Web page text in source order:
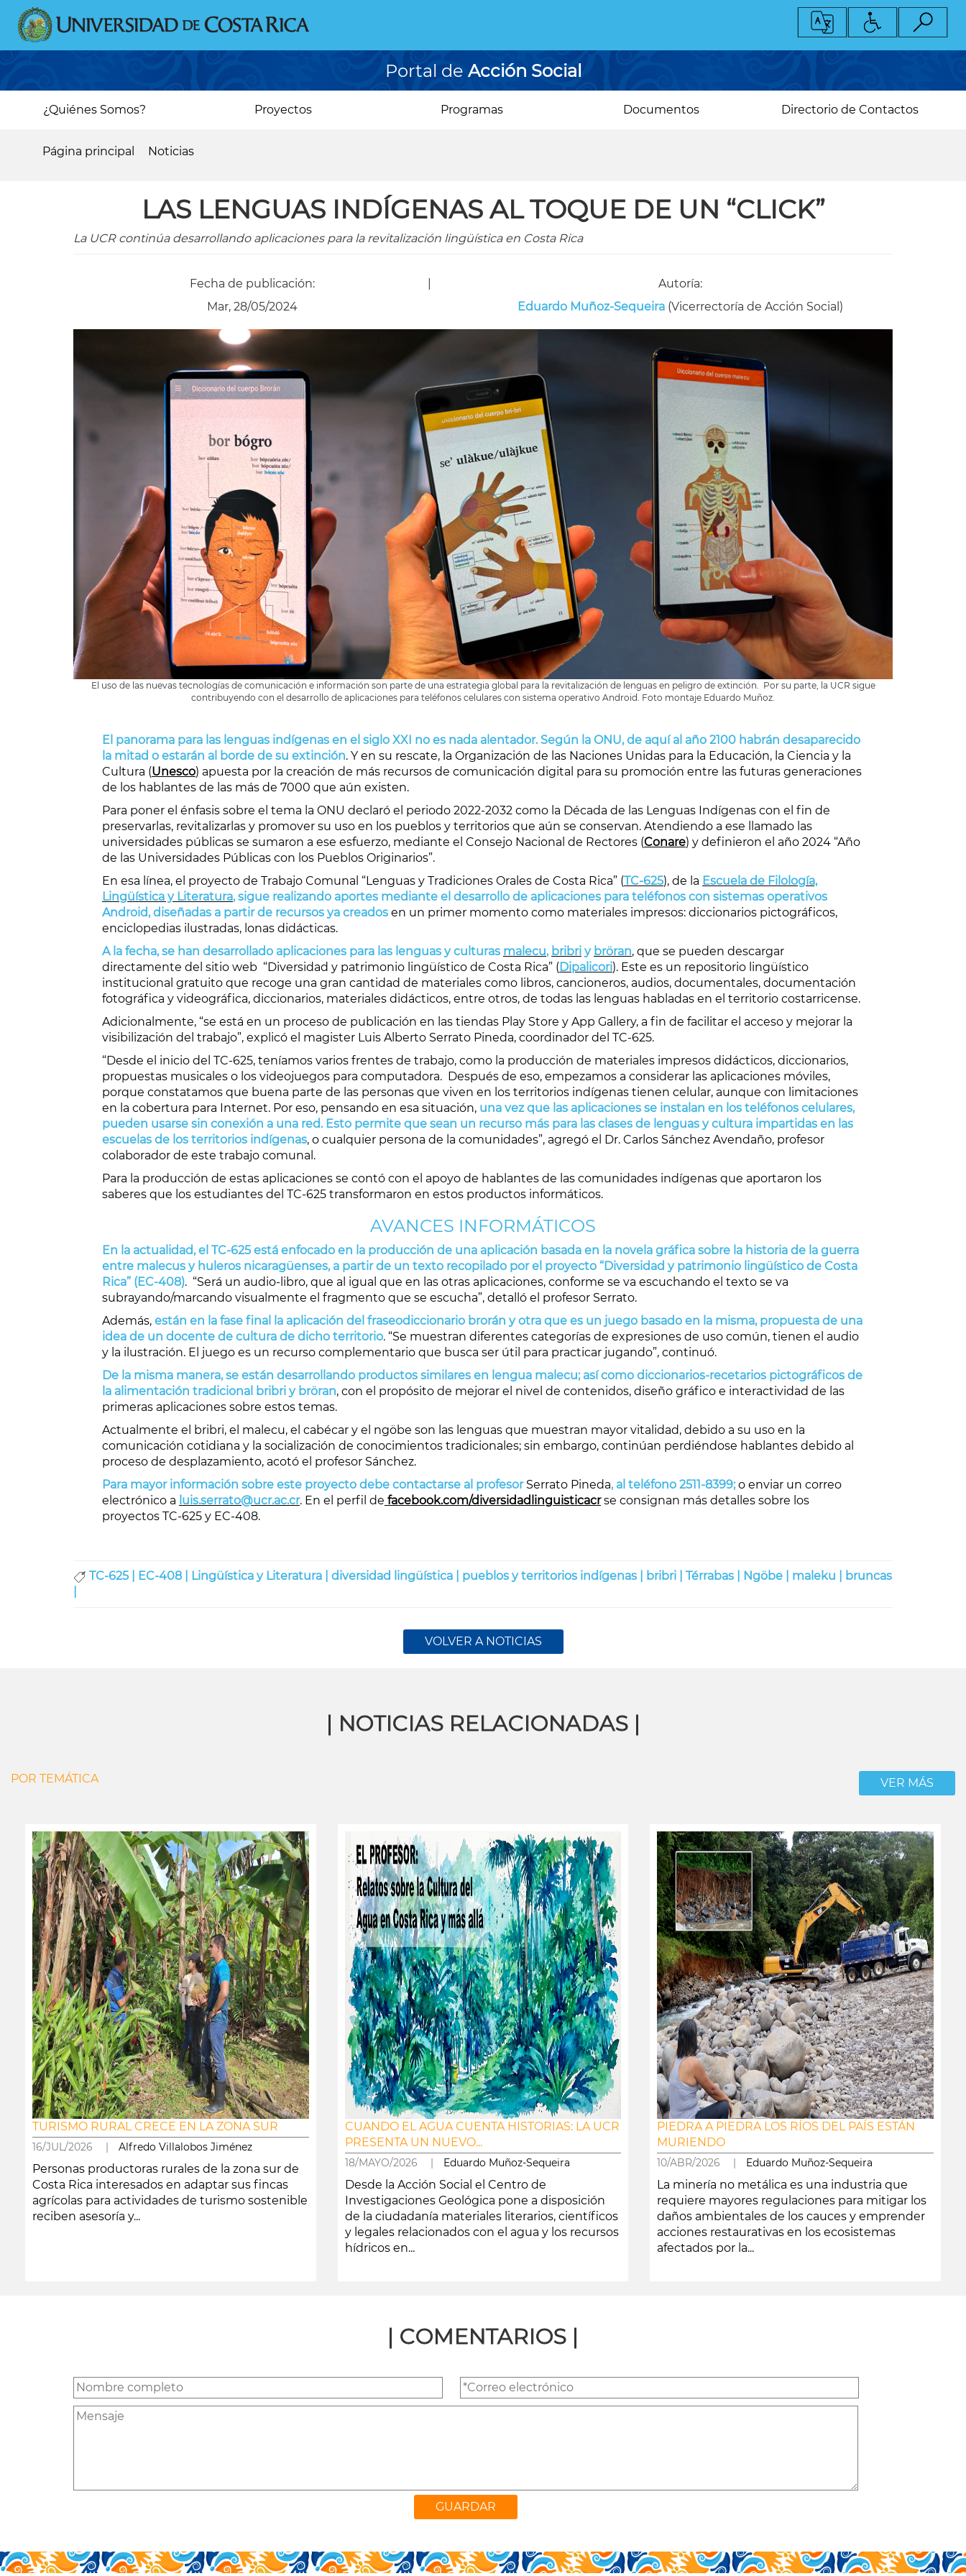
Pasar
contenido
principal
Portal de Acción Social
Main¿Quiénes Somos? Proyectos Programas Documentos Directorio de Contactos
ayuda
Página principal Noticias
​​LAS LENGUAS INDÍGENAS AL TOQUE DE UN “CLICK”
La UCR continúa desarrollando aplicaciones para la revitalización lingüística en Costa Rica
Fecha de publicación:
Mar, 28/05/2024
Autoría:
Eduardo Muñoz-Sequeira (Vicerrectoría de Acción Social)
El uso de las nuevas tecnologías de comunicación e información son parte de una estrategia global para la revitalización de lenguas en peligro de extinción. Por su parte, la UCR sigue
contribuyendo con el desarrollo de aplicaciones para teléfonos celulares con sistema operativo Android. Foto montaje Eduardo Muñoz.
El panorama para las lenguas indígenas en el siglo XXI no es nada alentador. Según la ONU, de aquí al año 2100 habrán desaparecido
la mitad o estarán al borde de su extinción. Y en su rescate, la Organización de las Naciones Unidas para la Educación, la Ciencia y la
Cultura (Unesco) apuesta por la creación de más recursos de comunicación digital para su promoción entre las futuras generaciones
de los hablantes de las más de 7000 que aún existen.
Para poner el énfasis sobre el tema la ONU declaró el periodo 2022-2032 como la Década de las Lenguas Indígenas con el fin de
preservarlas, revitalizarlas y promover su uso en los pueblos y territorios que aún se conservan. Atendiendo a ese llamado las
universidades públicas se sumaron a ese esfuerzo, mediante el Consejo Nacional de Rectores (Conare) y definieron el año 2024 “Año
de las Universidades Públicas con los Pueblos Originarios”.
En esa línea, el proyecto de Trabajo Comunal “Lenguas y Tradiciones Orales de Costa Rica” (TC-625), de la Escuela de Filología,
Lingüística y Literatura, sigue realizando aportes mediante el desarrollo de aplicaciones para teléfonos con sistemas operativos
Android, diseñadas a partir de recursos ya creados en un primer momento como materiales impresos: diccionarios pictográficos,
enciclopedias ilustradas, lonas didácticas.
A la fecha, se han desarrollado aplicaciones para las lenguas y culturas malecu, bribri y bröran, que se pueden descargar
directamente del sitio web “Diversidad y patrimonio lingüístico de Costa Rica” ( Dipalicori). Este es un repositorio lingüístico
institucional gratuito que recoge una gran cantidad de materiales como libros, cancioneros, audios, documentales, documentación
fotográfica y videográfica, diccionarios, materiales didácticos, entre otros, de todas las lenguas habladas en el territorio costarricense.
Adicionalmente, “se está en un proceso de publicación en las tiendas Play Store y App Gallery, a fin de facilitar el acceso y mejorar la
visibilización del trabajo”, explicó el magister Luis Alberto Serrato Pineda, coordinador del TC-625.
“Desde el inicio del TC-625, teníamos varios frentes de trabajo, como la producción de materiales impresos didácticos, diccionarios,
propuestas musicales o los videojuegos para computadora. Después de eso, empezamos a considerar las aplicaciones móviles,
porque constatamos que buena parte de las personas que viven en los territorios indígenas tienen celular, aunque con limitaciones
en la cobertura para Internet. Por eso, pensando en esa situación, una vez que las aplicaciones se instalan en los teléfonos celulares,
pueden usarse sin conexión a una red. Esto permite que sean un recurso más para las clases de lenguas y cultura impartidas en las
escuelas de los territorios indígenas, o cualquier persona de la comunidades”, agregó el Dr. Carlos Sánchez Avendaño, profesor
colaborador de este trabajo comunal.
Para la producción de estas aplicaciones se contó con el apoyo de hablantes de las comunidades indígenas que aportaron los
saberes que los estudiantes del TC-625 transformaron en estos productos informáticos.
AVANCES INFORMÁTICOS
En la actualidad, el TC-625 está enfocado en la producción de una aplicación basada en la novela gráfica sobre la historia de la guerra
entre malecus y huleros nicaragüenses, a partir de un texto recopilado por el proyecto “Diversidad y patrimonio lingüístico de Costa
Rica” (EC-408). “Será un audio-libro, que al igual que en las otras aplicaciones, conforme se va escuchando el texto se va
subrayando/marcando visualmente el fragmento que se escucha”, detalló el profesor Serrato.
Además, están en la fase final la aplicación del fraseodiccionario brorán y otra que es un juego basado en la misma, propuesta de una
idea de un docente de cultura de dicho territorio. “Se muestran diferentes categorías de expresiones de uso común, tienen el audio
y la ilustración. El juego es un recurso complementario que busca ser útil para practicar jugando”, continuó.
De la misma manera, se están desarrollando productos similares en lengua malecu; así como diccionarios-recetarios pictográficos de
la alimentación tradicional bribri y bröran, con el propósito de mejorar el nivel de contenidos, diseño gráfico e interactividad de las
primeras aplicaciones sobre estos temas.
Actualmente el bribri, el malecu, el cabécar y el ngöbe son las lenguas que muestran mayor vitalidad, debido a su uso en la
comunicación cotidiana y la socialización de conocimientos tradicionales; sin embargo, continúan perdiéndose hablantes debido al
proceso de desplazamiento, acotó el profesor Sánchez.
Para mayor información sobre este proyecto debe contactarse al profesor Serrato Pineda, al teléfono 2511-8399;o enviar un correo
electrónico a luis.serrato@ucr.ac.cr. En el perfil de facebook.com/diversidadlinguisticacrse consignan más detalles sobre los
proyectos TC-625 y EC-408.
TC-625 | EC-408 | Lingüística y Literatura | diversidad lingüística | pueblos y territorios indígenas | bribri | Térrabas | Ngöbe | maleku |
bruncas
VOLVER A NOTICIAS
| NOTICIAS RELACIONADAS |
POR TEMÁTICA VER MÁS
TURISMO RURAL CRECE EN LA ZONA SUR
16/JUL/2026 | Alfredo Villalobos Jiménez
Personas productoras rurales de la zona sur de
Costa Rica interesados en adaptar sus fincas
agrícolas para actividades de turismo sostenible
reciben asesoría y...
CUANDO EL AGUA CUENTA HISTORIAS: LA UCR
PRESENTA UN NUEVO...
18/MAYO/2026 | Eduardo Muñoz-Sequeira
Desde la Acción Social el Centro de
Investigaciones Geológica pone a disposición
de la ciudadanía materiales literarios, científicos
y legales relacionados con el agua y los recursos
hídricos en...
PIEDRA A PIEDRA LOS RÍOS DEL PAÍS ESTÁN
MURIENDO
10/ABR/2026 | Eduardo Muñoz-Sequeira
La minería no metálica es una industria que
requiere mayores regulaciones para mitigar los
daños ambientales de los cauces y emprender
acciones restaurativas en los ecosistemas
afectados por la...
| COMENTARIOS |